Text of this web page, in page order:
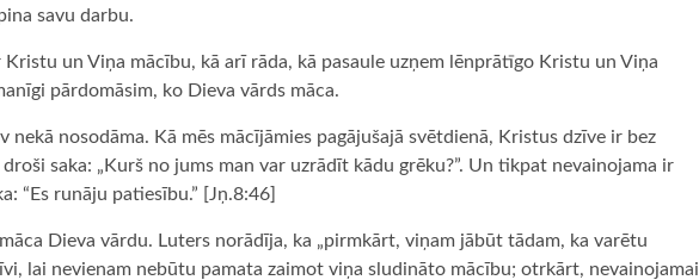
savu darbu.
Kristu un Viņa mācību, kā arī rāda, kā pasaule uzņem lēnprātīgo Kristu un Viņa
pārdomāsim, ko Dieva vārds māca.
nekā nosodāma. Kā mēs mācījāmies pagājušajā svētdienā, Kristus dzīve ir bez
saka: „Kurš no jums man var uzrādīt kādu grēku?”. Un tikpat nevainojama ir
“Es runāju patiesību.” [Jņ.8:46]
Dieva vārdu. Luters norādīja, ka „pirmkārt, viņam jābūt tādam, ka varētu
lai nevienam nebūtu pamata zaimot viņa sludināto mācību; otrkārt, nevainojamai